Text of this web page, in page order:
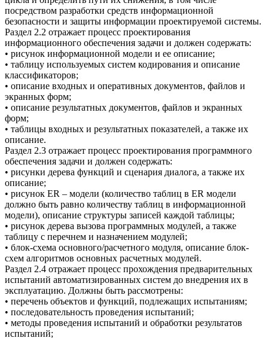
посредством разработки средств информационной
безопасности и защиты информации проектируемой системы.
Раздел 2.2 отражает процесс проектирования
информационного обеспечения задачи и должен содержать:
• рисунок информационной модели и ее описание;
• таблицу используемых систем кодирования и описание
классификаторов;
• описание входных и оперативных документов, файлов и
экранных форм;
• описание результатных документов, файлов и экранных
форм;
• таблицы входных и результатных показателей, а также их
описание.
Раздел 2.3 отражает процесс проектирования программного
обеспечения задачи и должен содержать:
• рисунки дерева функций и сценария диалога, а также их
описание;
• рисунок ER – модели (количество таблиц в ER модели
должно быть равно количеству таблиц в информационной
модели), описание структуры записей каждой таблицы;
• рисунок дерева вызова программных модулей, а также
таблицу с перечнем и назначением модулей;
• блок-схема основного/расчетного модуля, описание блок-
схем алгоритмов основных расчетных модулей.
Раздел 2.4 отражает процесс прохождения предварительных
испытаний автоматизированных систем до внедрения их в
эксплуатацию. Должны быть рассмотрены:
• перечень объектов и функций, подлежащих испытаниям;
• последовательность проведения испытаний;
• методы проведения испытаний и обработки результатов
испытаний;